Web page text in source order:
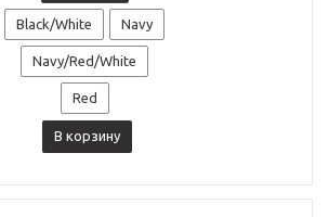
Black/White Navy
Navy/Red/White
Red
В корзину